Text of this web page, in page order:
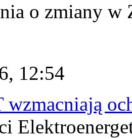
o zmiany w
12:54
wzmacniają